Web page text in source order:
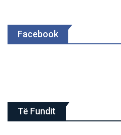
Facebook
Të Fundit